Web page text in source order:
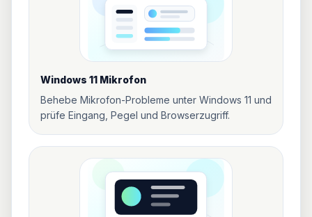
Windows 11 Mikrofon
Behebe Mikrofon-Probleme unter Windows 11 und
prüfe Eingang, Pegel und Browserzugriff.